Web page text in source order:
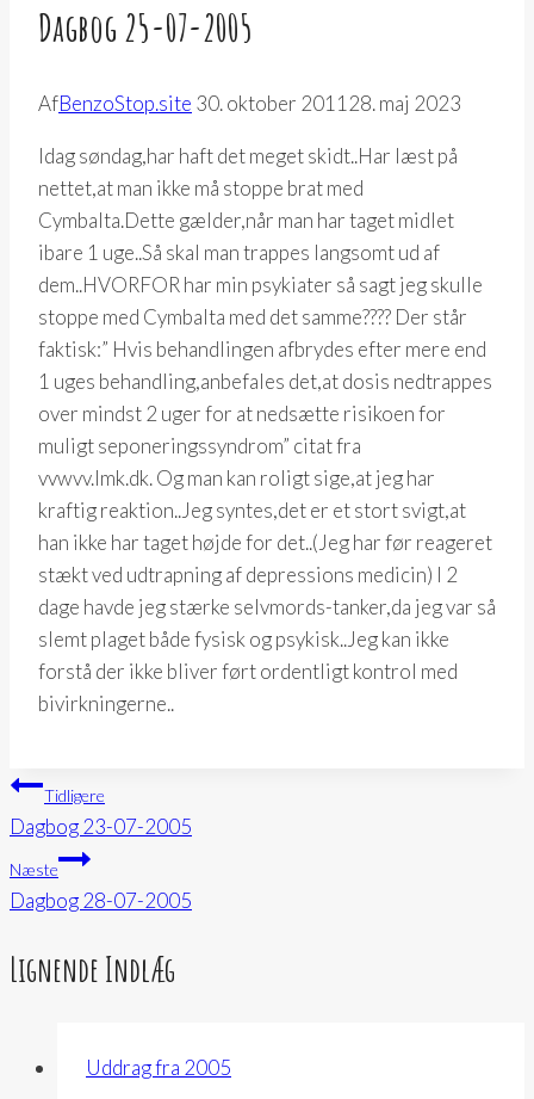
Dagbog 25-07-2005
AfBenzoStop.site 30. oktober 201128. maj 2023
Idag søndag,har haft det meget skidt..Har læst på
nettet,at man ikke må stoppe brat med
Cymbalta.Dette gælder,når man har taget midlet
ibare 1 uge..Så skal man trappes langsomt ud af
dem..HVORFOR har min psykiater så sagt jeg skulle
stoppe med Cymbalta med det samme???? Der står
faktisk:” Hvis behandlingen afbrydes efter mere end
1 uges behandling,anbefales det,at dosis nedtrappes
over mindst 2 uger for at nedsætte risikoen for
muligt seponeringssyndrom” citat fra
vvwvv.lmk.dk. Og man kan roligt sige,at jeg har
kraftig reaktion..Jeg syntes,det er et stort svigt,at
han ikke har taget højde for det..(Jeg har før reageret
stækt ved udtrapning af depressions medicin) I 2
dage havde jeg stærke selvmords-tanker,da jeg var så
slemt plaget både fysisk og psykisk..Jeg kan ikke
forstå der ikke bliver ført ordentligt kontrol med
bivirkningerne..
Indlægsnavigation
Tidligere
Dagbog 23-07-2005
Næste
Dagbog 28-07-2005
Lignende Indlæg
Uddrag fra 2005